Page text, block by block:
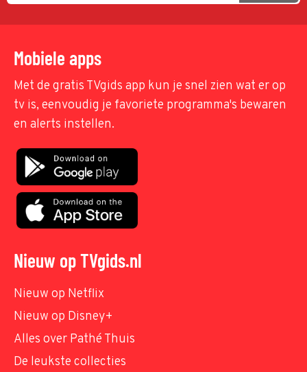
Mobiele apps
Met de gratis TVgids app kun je snel zien wat er op
tv is, eenvoudig je favoriete programma's bewaren
en alerts instellen.
Nieuw op TVgids.nl
Nieuw op Netflix
Nieuw op Disney+
Alles over Pathé Thuis
De leukste collecties